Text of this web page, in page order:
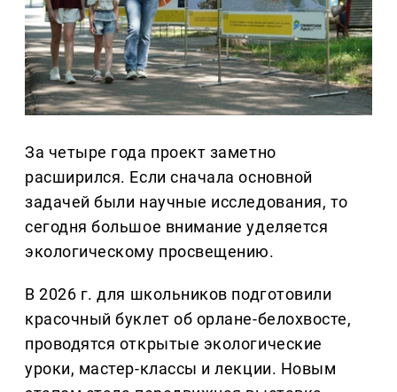
За четыре года проект заметно
расширился. Если сначала основной
задачей были научные исследования, то
сегодня большое внимание уделяется
экологическому просвещению.
В 2026 г. для школьников подготовили
красочный буклет об орлане-белохвосте,
проводятся открытые экологические
уроки, мастер-классы и лекции. Новым